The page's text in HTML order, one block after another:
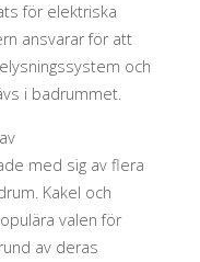
för elektriska
ansvarar för att
och
i badrummet.
med sig av flera
Kakel och
valen för
av deras